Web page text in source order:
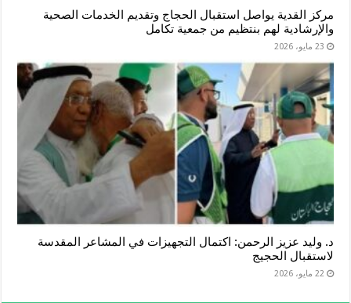
مركز القدية يواصل استقبال الحجاج وتقديم الخدمات الصحية
والإرشادية لهم بنتظيم من جمعية تكامل
23 مايو، 2026
د. وليد عزيز الرحمن: اكتمال التجهيزات في المشاعر المقدسة
لاستقبال الحجيج
22 مايو، 2026